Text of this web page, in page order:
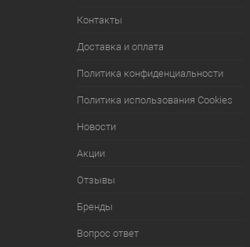
Контакты
Доставка и оплата
Политика конфиденциальности
Политика использования Cookies
Новости
Акции
Отзывы
Бренды
Вопрос ответ